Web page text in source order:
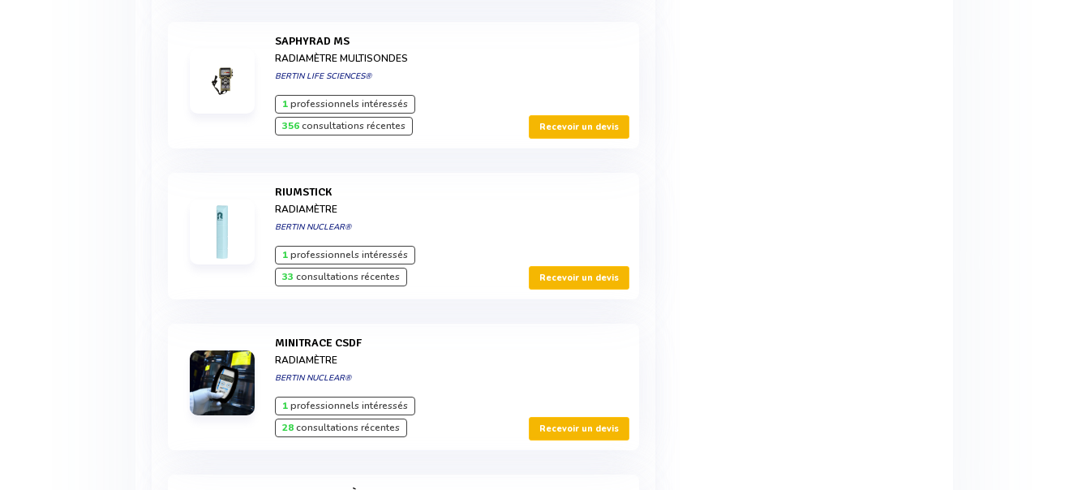
SAPHYRAD MS
RADIAMÈTRE MULTISONDES
BERTIN LIFE SCIENCES®
1professionnels intéressés
356consultations récentes Recevoir un devis
RIUMSTICK
RADIAMÈTRE
BERTIN NUCLEAR®
1professionnels intéressés
33 consultations récentes Recevoir un devis
MINITRACE CSDF
RADIAMÈTRE
BERTIN NUCLEAR®
1professionnels intéressés
28consultations récentes Recevoir un devis